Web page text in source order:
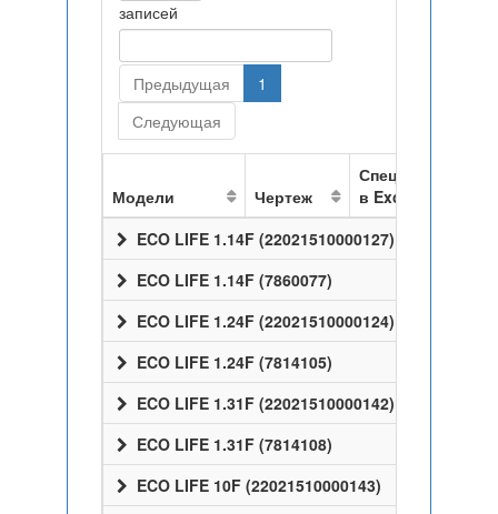
записей
Предыдущая
1
Следующая
Модели Чертеж
Спецификация
в Excel
ECO LIFE 1.14F (22021510000127)
ECO LIFE 1.14F (7860077)
ECO LIFE 1.24F (22021510000124)
ECO LIFE 1.24F (7814105)
ECO LIFE 1.31F (22021510000142)
ECO LIFE 1.31F (7814108)
ECO LIFE 10F (22021510000143)